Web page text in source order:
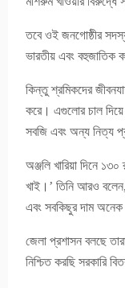
তবে ওই জনগোষ্ঠীর
ভারতীয় এবং বহুজাতিক
কিন্তু শ্রমিকদের
করে। এগুলোর চাল
সবজি এবং অন্য নিত্য
অঞ্জলি খারিয়া দিনে
খাই।’ তিনি আরও বলেন,
এবং সবকিছুর দাম অনেক
জেলা প্রশাসন বলছে
নিশ্চিত করছি সরকারি